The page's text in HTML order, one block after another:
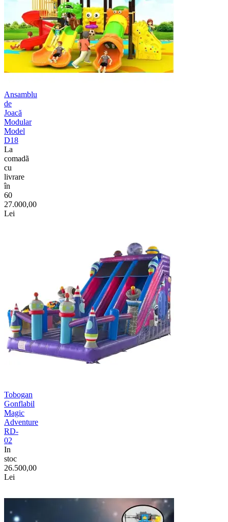
Ansamblu
de
Joacă
Modular
Model
D18
La
comadã
cu
livrare
în
60
27.000,00
Lei
Tobogan
Gonflabil
Magic
Adventure
RD-
02
In
stoc
26.500,00
Lei